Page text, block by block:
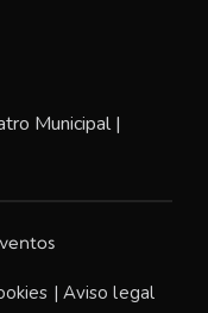
Municipal|
| Aviso legal